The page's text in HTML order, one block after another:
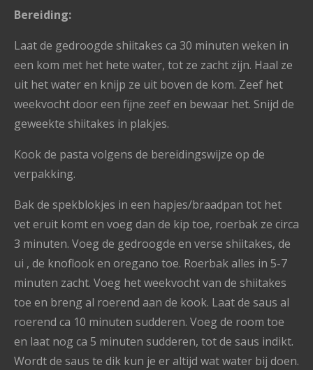
Bereiding:
Laat de gedroogde shiitakes ca 30 minuten weken in
een kom met het hete water, tot ze zacht zijn. Haal ze
uit het water en knijp ze uit boven de kom. Zeef het
weekvocht door een fijne zeef en bewaar het. Snijd de
geweekte shiitakes in plakjes.
Kook de pasta volgens de bereidingswijze op de
verpakking.
Bak de spekblokjes in een hapjes/braadpan tot het
vet eruit komt en voeg dan de kip toe, roerbak ze circa
3 minuten. Voeg de gedroogde en verse shiitakes, de
ui , de knoflook en oregano toe. Roerbak alles in 5-7
minuten zacht. Voeg het weekvocht van de shiitakes
toe en breng al roerend aan de kook. Laat de saus al
roerend ca 10 minuten sudderen. Voeg de room toe
en laat nog ca 5 minuten sudderen, tot de saus indikt.
Wordt de saus te dik kun je er altijd wat water bij doen.